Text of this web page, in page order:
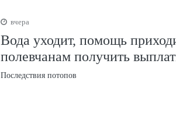
вчера
Вода уходит, помощь
полевчанам получить
Последствия потопов